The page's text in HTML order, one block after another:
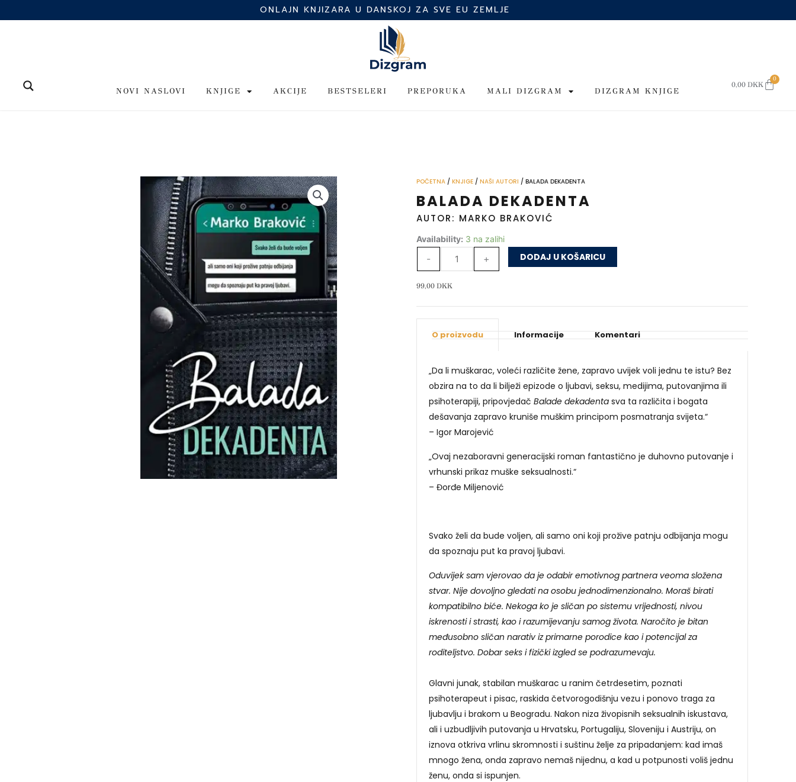
to
ONLAJN KNJIZARA U DANSKOJ ZA SVE EU ZEMLJE
0,00 DKK
0
CART
NOVI NASLOVI KNJIGE AKCIJE BESTSELERI PREPORUKA MALI DIZGRAM DIZGRAM KNJIGE
POČETNA /KNJIGE /NAŠI AUTORI / BALADA DEKADENTA
BALADA DEKADENTA
AUTOR: MARKO BRAKOVIĆ
Availability: 3 na zalihi
-
Balada
dekadenta
količina
+ DODAJ U KOŠARICU
99,00DKK
O proizvodu Informacije Komentari
„Da li muškarac, voleći različite žene, zapravo uvijek voli jednu te istu? Bez
obzira na to da li bilježi epizode o ljubavi, seksu, medijima, putovanjima ili
psihoterapiji, pripovjedačBalade dekadenta sva ta različita i bogata
dešavanja zapravo kruniše muškim principom posmatranja svijeta.“
– Igor Marojević
„Ovaj nezaboravni generacijski roman fantastično je duhovno putovanje i
vrhunski prikaz muške seksualnosti.“
– Đorđe Miljenović
Svako želi da bude voljen, ali samo oni koji prožive patnju odbijanja mogu
da spoznaju put ka pravoj ljubavi.
Oduvijek sam vjerovao da je odabir emotivnog partnera veoma složena
stvar. Nije dovoljno gledati na osobu jednodimenzionalno. Moraš birati
kompatibilno biće. Nekoga ko je sličan po sistemu vrijednosti, nivou
iskrenosti i strasti, kao i razumijevanju samog života. Naročito je bitan
međusobno sličan narativ iz primarne porodice kao i potencijal za
roditeljstvo. Dobar seks i fizički izgled se podrazumevaju.
Glavni junak, stabilan muškarac u ranim četrdesetim, poznati
psihoterapeut i pisac, raskida četvorogodišnju vezu i ponovo traga za
ljubavlju i brakom u Beogradu. Nakon niza živopisnih seksualnih iskustava,
ali i uzbudljivih putovanja u Hrvatsku, Portugaliju, Sloveniju i Austriju, on
iznova otkriva vrlinu skromnosti i suštinu želje za pripadanjem: kad imaš
mnogo žena, onda zapravo nemaš nijednu, a kad u potpunosti voliš jednu
ženu, onda si ispunjen.